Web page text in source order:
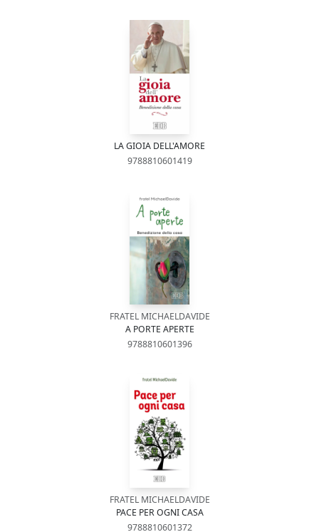
LA GIOIA DELL'AMORE
9788810601419
FRATEL MICHAELDAVIDE
A PORTE APERTE
9788810601396
FRATEL MICHAELDAVIDE
PACE PER OGNI CASA
9788810601372